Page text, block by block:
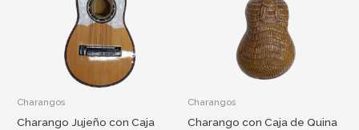
Charangos
Charango Jujeño con Caja
Charangos
Charango con Caja de Quina